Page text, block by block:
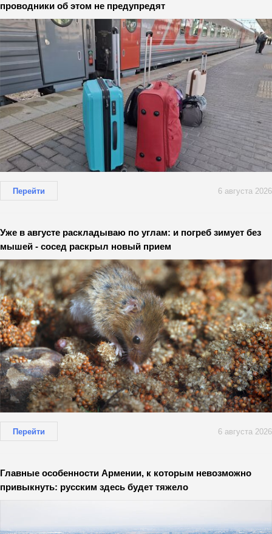
проводники об этом не предупредят
Перейти 6 августа 2026
Уже в августе раскладываю по углам: и погреб зимует без
мышей - сосед раскрыл новый прием
Перейти 6 августа 2026
Главные особенности Армении, к которым невозможно
привыкнуть: русским здесь будет тяжело